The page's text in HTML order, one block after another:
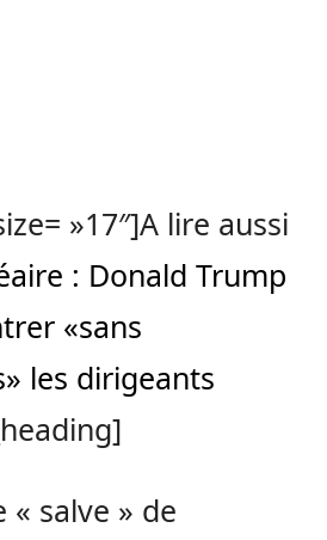
»17″]A lire aussi
: Donald Trump
«sans
les dirigeants
« salve » de